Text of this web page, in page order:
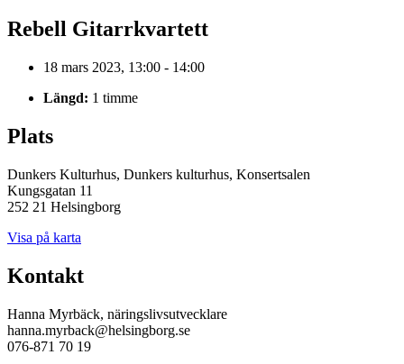
Rebell Gitarrkvartett
18 mars 2023, 13:00 - 14:00
Längd: 1 timme
Plats
Dunkers Kulturhus, Dunkers kulturhus, Konsertsalen
Kungsgatan 11
252 21 Helsingborg
Visa på karta
Kontakt
Hanna Myrbäck, näringslivsutvecklare
hanna.myrback@helsingborg.se
076-871 70 19